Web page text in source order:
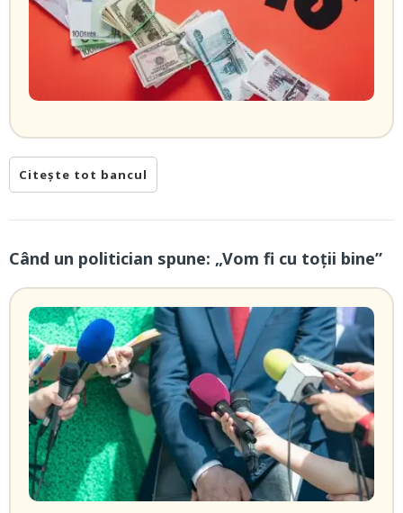
Citește tot bancul
Când un politician spune: „Vom fi cu toții bine”